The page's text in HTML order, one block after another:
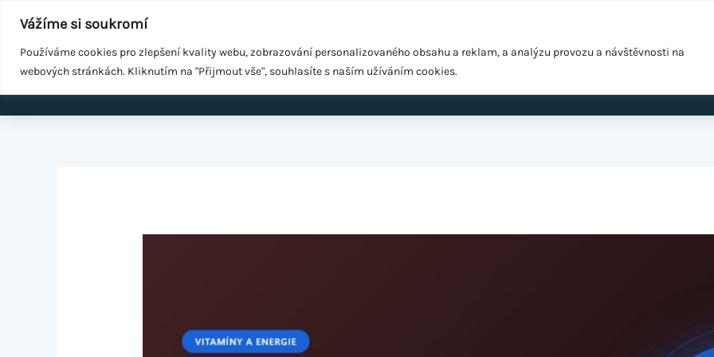
Vážíme si soukromí
Používáme cookies pro zlepšení kvality webu, zobrazování personalizovaného obsahu a reklam, a analýzu provozu a návštěvnosti na
webových stránkách. Kliknutím na "Přijmout vše", souhlasíte s naším užíváním cookies.
obsah
Součást WeGrow Group
Malé změny ke zdraví